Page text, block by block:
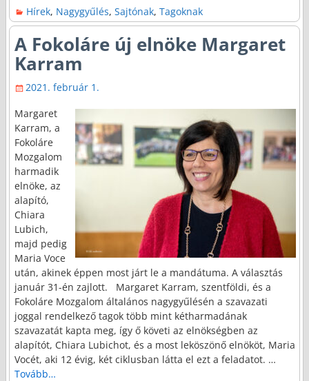
Hírek, Nagygyűlés,Sajtónak,Tagoknak
A Fokoláre új elnöke Margaret
Karram
2021. február 1.
Margaret
Karram, a
Fokoláre
Mozgalom
harmadik
elnöke, az
alapító,
Chiara
Lubich,
majd pedig
Maria Voce
után, akinek éppen most járt le a mandátuma. A választás
január 31-én zajlott. Margaret Karram, szentföldi, és a
Fokoláre Mozgalom általános nagygyűlésén a szavazati
joggal rendelkező tagok több mint kétharmadának
szavazatát kapta meg, így ő követi az elnökségben az
alapítót, Chiara Lubichot, és a most leköszönő elnököt, Maria
Vocét, aki 12 évig, két ciklusban látta el ezt a feladatot. …
Tovább…